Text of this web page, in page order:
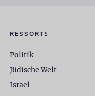
RESSORTS
Politik
Jüdische Welt
Israel